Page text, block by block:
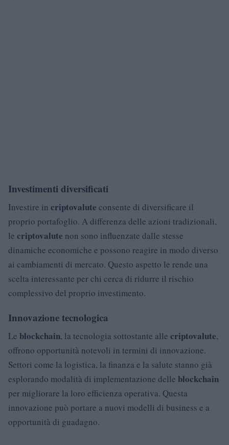
Investimenti diversificati
Investire in criptovalute consente di diversificare il
proprio portafoglio. A differenza delle azioni tradizionali,
le criptovalute non sono influenzate dalle stesse
dinamiche economiche e possono reagire in modo diverso
ai cambiamenti di mercato. Questo aspetto le rende una
scelta interessante per chi cerca di ridurre il rischio
complessivo del proprio investimento.
Innovazione tecnologica
Le blockchain, la tecnologia sottostante alle criptovalute,
offrono opportunità notevoli in termini di innovazione.
Settori come la logistica, la finanza e la salute stanno già
esplorando modalità di implementazione delle blockchain
per migliorare la loro efficienza operativa. Questa
innovazione può portare a nuovi modelli di business e a
opportunità di guadagno.